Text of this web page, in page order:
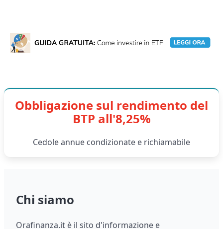
Obbligazione sul rendimento del
BTP all'8,25%
Cedole annue condizionate e richiamabile
Chi siamo
Orafinanza.it è il sito d'informazione e